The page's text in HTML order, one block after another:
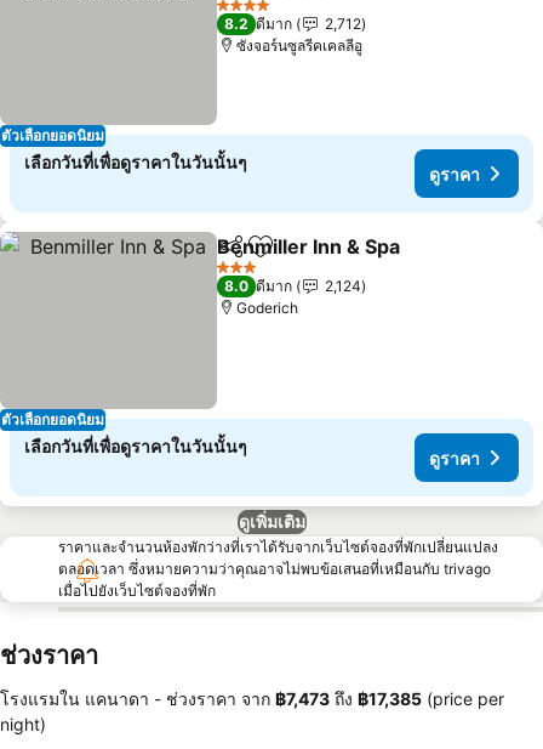
ตัวเลือกยอดนิยม
4 ดาว
8.2 ดีมาก
2,712
ซังจอร์นซูลรีคเคลลีอู
เลือกวันที่เพื่อดูราคาในวันนั้นๆ
ดูราคา
ตัวเลือกยอดนิยม
แชร์ เพิ่มในรายการโปรด
Benmiller Inn & Spa
3 ดาว
8.0 ดีมาก
2,124
Goderich
เลือกวันที่เพื่อดูราคาในวันนั้นๆ
ดูราคา
ดูเพิ่มเติม
ราคาและจำนวนห้องพักว่างที่เราได้รับจากเว็บไซต์จองที่พักเปลี่ยนแปลง
ตลอดเวลา ซึ่งหมายความว่าคุณอาจไม่พบข้อเสนอที่เหมือนกับ trivago
เมื่อไปยังเว็บไซต์จองที่พัก
ช่วงราคา
โรงแรมใน แคนาดา - ช่วงราคา จาก ‎฿7,473 ถึง ‎฿17,385 (price per
night)